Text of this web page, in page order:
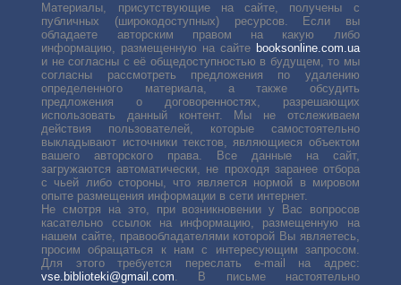
Материалы, присутствующие на сайте, получены с
публичных (широкодоступных) ресурсов. Если вы
обладаете авторским правом на какую либо
информацию, размещенную на сайте booksonline.com.ua
и не согласны с её общедоступностью в будущем, то мы
согласны рассмотреть предложения по удалению
определенного материала, а также обсудить
предложения о договоренностях, разрешающих
использовать данный контент. Мы не отслеживаем
действия пользователей, которые самостоятельно
выкладывают источники текстов, являющиеся объектом
вашего авторского права. Все данные на сайт,
загружаются автоматически, не проходя заранее отбора
с чьей либо стороны, что является нормой в мировом
опыте размещения информации в сети интернет.
Не смотря на это, при возникновении у Вас вопросов
касательно ссылок на информацию, размещенную на
нашем сайте, правообладателями которой Вы являетесь,
просим обращаться к нам с интересующим запросом.
Для этого требуется переслать е-mail на адрес:
vse.biblioteki@gmail.com. В письме настоятельно